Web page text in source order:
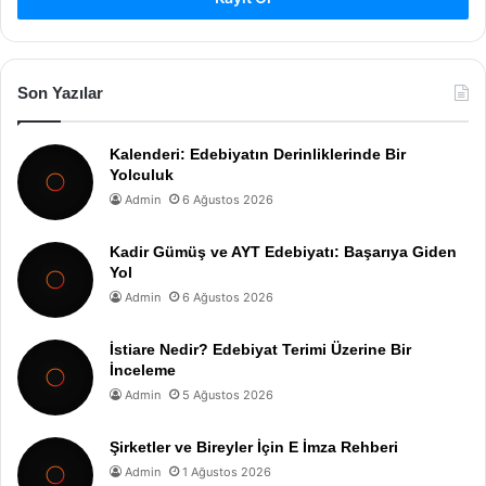
Son Yazılar
Kalenderi: Edebiyatın Derinliklerinde Bir
Yolculuk
Admin 6 Ağustos 2026
Kadir Gümüş ve AYT Edebiyatı: Başarıya Giden
Yol
Admin 6 Ağustos 2026
İstiare Nedir? Edebiyat Terimi Üzerine Bir
İnceleme
Admin 5 Ağustos 2026
Şirketler ve Bireyler İçin E İmza Rehberi
Admin 1 Ağustos 2026